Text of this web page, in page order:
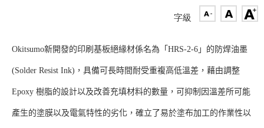
字級
Okitsumo新開發的印刷基板絕緣材係名為「HRS-2-6」的防焊油墨
(Solder Resist Ink)，具備可長時間耐受重複高低溫差，藉由調整
Epoxy 樹脂的設計以及改善充填材料的數量，可抑制因溫差所可能
產生的塗膜以及電氣特性的劣化，確立了易於塗布加工的作業性以